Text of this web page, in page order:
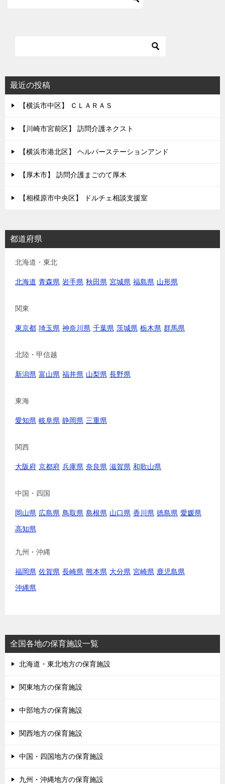
最近の投稿
【横浜市中区】 ＣＬＡＲＡＳ
【川崎市宮前区】 訪問介護ネクスト
【横浜市港北区】 ヘルパーステーションアンド
【厚木市】 訪問介護まごのて厚木
【相模原市中央区】 ドルチェ相談支援室
都道府県
北海道・東北
北海道 青森県 岩手県 秋田県 宮城県 福島県 山形県
関東
東京都 埼玉県 神奈川県 千葉県 茨城県 栃木県 群馬県
北陸・甲信越
新潟県 富山県 福井県 山梨県 長野県
東海
愛知県 岐阜県 静岡県 三重県
関西
大阪府 京都府 兵庫県 奈良県 滋賀県 和歌山県
中国・四国
岡山県 広島県 鳥取県 島根県 山口県 香川県 徳島県 愛媛県
高知県
九州・沖縄
福岡県 佐賀県 長崎県 熊本県 大分県 宮崎県 鹿児島県
沖縄県
全国各地の保育施設一覧
北海道・東北地方の保育施設
関東地方の保育施設
中部地方の保育施設
関西地方の保育施設
中国・四国地方の保育施設
九州・沖縄地方の保育施設